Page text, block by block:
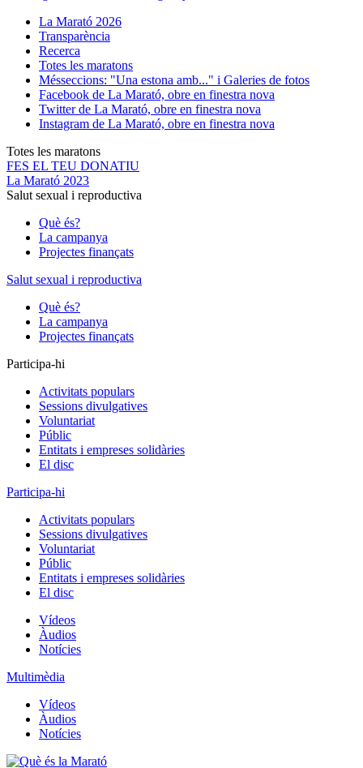
La Marató 2026
Transparència
Recerca
Totes les maratons
Mésseccions: "Una estona amb..." i Galeries de fotos
Facebook de La Marató, obre en finestra nova
Twitter de La Marató, obre en finestra nova
Instagram de La Marató, obre en finestra nova
Totes les maratons
FES EL TEU DONATIU
La Marató 2023
Salut sexual i reproductiva
Què és?
La campanya
Projectes finançats
Salut sexual i reproductiva
Què és?
La campanya
Projectes finançats
Participa-hi
Activitats populars
Sessions divulgatives
Voluntariat
Públic
Entitats i empreses solidàries
El disc
Participa-hi
Activitats populars
Sessions divulgatives
Voluntariat
Públic
Entitats i empreses solidàries
El disc
Vídeos
Àudios
Notícies
Multimèdia
Vídeos
Àudios
Notícies